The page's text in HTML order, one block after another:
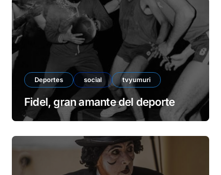
e
o
Deportes social tvyumuri
Fidel, gran amante del deporte